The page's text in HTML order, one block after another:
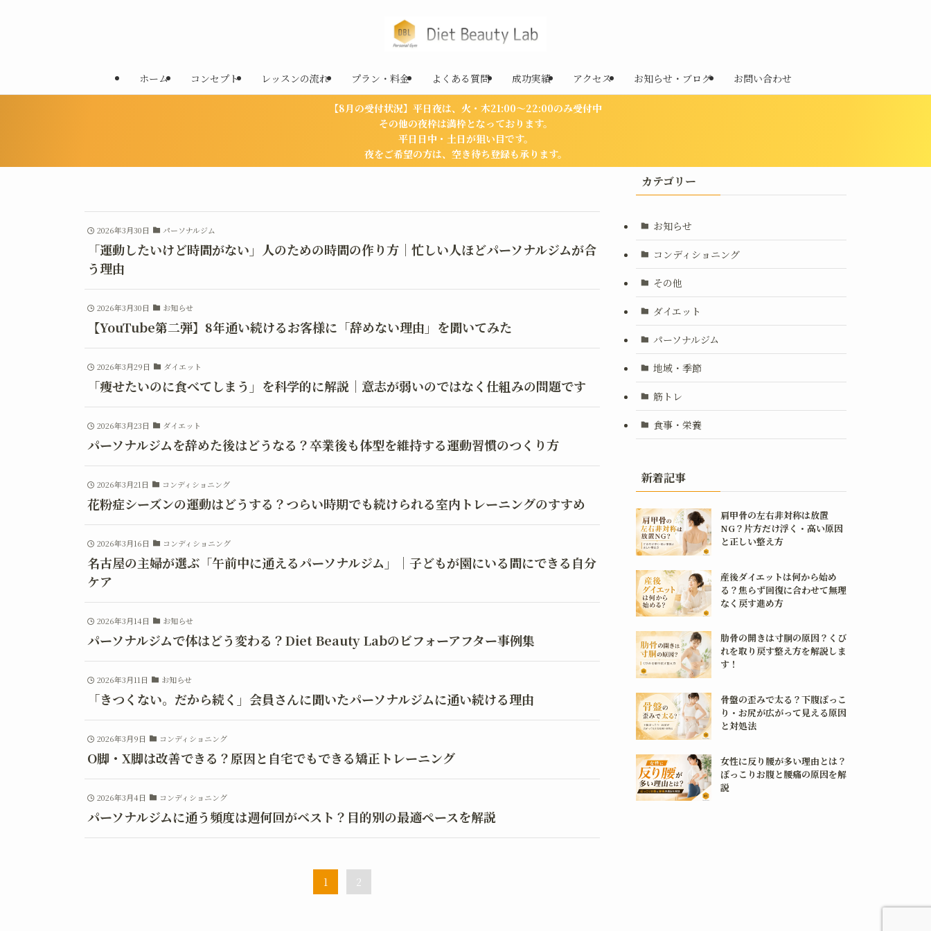
ホーム コンセプト レッスンの流れ プラン・料金 よくある質問 成功実績 アクセス お知らせ・ブログ お問い合わせ
【8月の受付状況】平日夜は、火・木21:00〜22:00のみ受付中
その他の夜枠は満枠となっております。
平日日中・土日が狙い目です。
夜をご希望の方は、空き待ち登録も承ります。
2026年3月30日 パーソナルジム
「運動したいけど時間がない」人のための時間の作り方｜忙しい人ほどパーソナルジムが合
う理由
2026年3月30日 お知らせ
【YouTube第二弾】8年通い続けるお客様に「辞めない理由」を聞いてみた
2026年3月29日 ダイエット
「痩せたいのに食べてしまう」を科学的に解説｜意志が弱いのではなく仕組みの問題です
2026年3月23日 ダイエット
パーソナルジムを辞めた後はどうなる？卒業後も体型を維持する運動習慣のつくり方
2026年3月21日 コンディショニング
花粉症シーズンの運動はどうする？つらい時期でも続けられる室内トレーニングのすすめ
2026年3月16日 コンディショニング
名古屋の主婦が選ぶ「午前中に通えるパーソナルジム」｜子どもが園にいる間にできる自分
ケア
2026年3月14日 お知らせ
パーソナルジムで体はどう変わる？Diet Beauty Labのビフォーアフター事例集
2026年3月11日 お知らせ
「きつくない。だから続く」会員さんに聞いたパーソナルジムに通い続ける理由
2026年3月9日 コンディショニング
O脚・X脚は改善できる？原因と自宅でもできる矯正トレーニング
2026年3月4日 コンディショニング
パーソナルジムに通う頻度は週何回がベスト？目的別の最適ペースを解説
1 2
カテゴリー
お知らせ
コンディショニング
その他
ダイエット
パーソナルジム
地域・季節
筋トレ
食事・栄養
新着記事
肩甲骨の左右非対称は放置
NG？片方だけ浮く・高い原因
と正しい整え方
産後ダイエットは何から始め
る？焦らず回復に合わせて無理
なく戻す進め方
肋骨の開きは寸胴の原因？くび
れを取り戻す整え方を解説しま
す！
骨盤の歪みで太る？下腹ぽっこ
り・お尻が広がって見える原因
と対処法
女性に反り腰が多い理由とは？
ぽっこりお腹と腰痛の原因を解
説